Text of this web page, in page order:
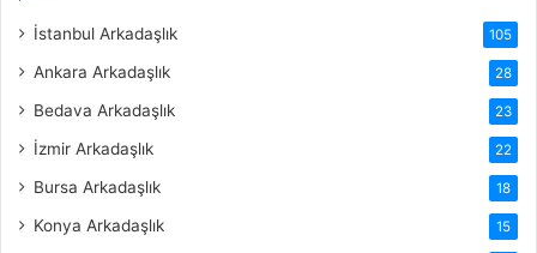
İstanbul Arkadaşlık 105
Ankara Arkadaşlık 28
Bedava Arkadaşlık 23
İzmir Arkadaşlık 22
Bursa Arkadaşlık 18
Konya Arkadaşlık 15